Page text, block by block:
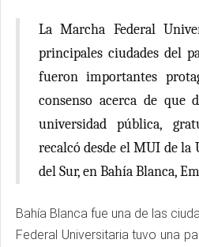
La Marcha Federal
principales ciudades del
fueron importantes
consenso acerca de que
universidad pública,
recalcó desde el MUI de la
del Sur, en Bahía Blanca,
Bahía Blanca fue una de las
Federal Universitaria tuvo una